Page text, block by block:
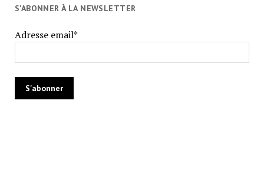
S'ABONNER À LA NEWSLETTER
Adresse email*